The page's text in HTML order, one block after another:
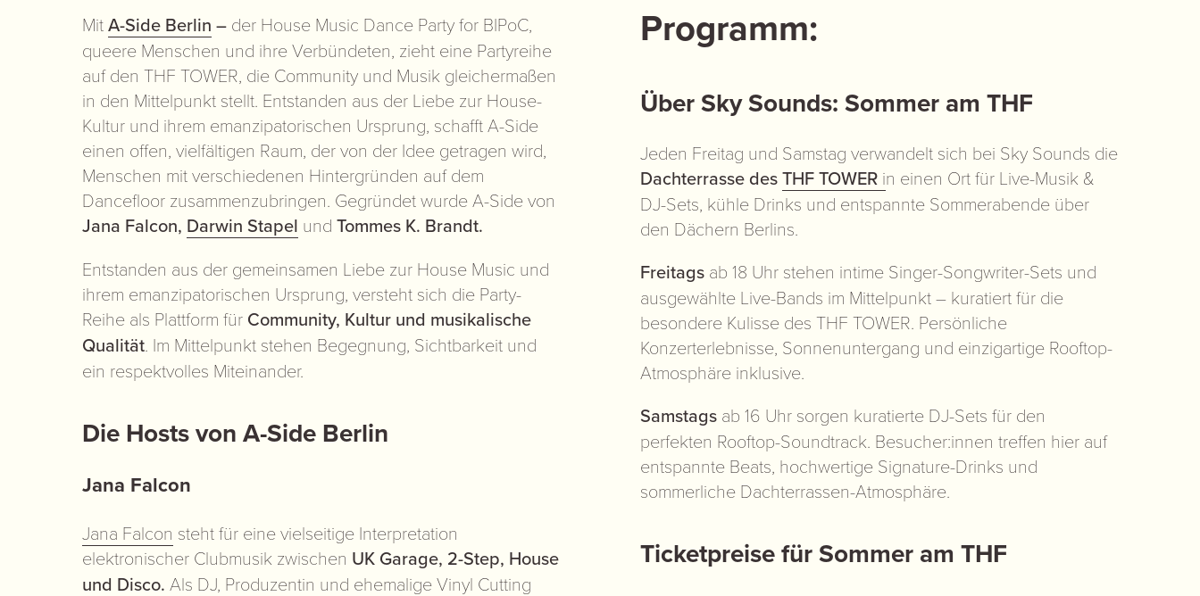
MitA-Side Berlin – der House Music Dance Party for BIPoC,
queere Menschen und ihre Verbündeten, zieht eine Partyreihe
auf den THF TOWER, die Community und Musik gleichermaßen
in den Mittelpunkt stellt. Entstanden aus der Liebe zur House-
Kultur und ihrem emanzipatorischen Ursprung, schafft A-Side
einen offen, vielfältigen Raum, der von der Idee getragen wird,
Menschen mit verschiedenen Hintergründen auf dem
Dancefloor zusammenzubringen. Gegründet wurde A-Side von
Jana Falcon, Darwin Stapel und Tommes K. Brandt.
Entstanden aus der gemeinsamen Liebe zur House Music und
ihrem emanzipatorischen Ursprung, versteht sich die Party-
Reihe als Plattform für Community, Kultur und musikalische
Qualität. Im Mittelpunkt stehen Begegnung, Sichtbarkeit und
ein respektvolles Miteinander.
Die Hosts von A-Side Berlin
Jana Falcon
Jana Falcon steht für eine vielseitige Interpretation
elektronischer Clubmusik zwischen UK Garage, 2-Step, House
und Disco. Als DJ, Produzentin und ehemalige Vinyl Cutting
Programm:
Über Sky Sounds: Sommer am THF
Jeden Freitag und Samstag verwandelt sich bei Sky Sounds die
Dachterrasse desTHF TOWER in einen Ort für Live-Musik &
DJ-Sets, kühle Drinks und entspannte Sommerabende über
den Dächern Berlins.
Freitags ab 18 Uhr stehen intime Singer-Songwriter-Sets und
ausgewählte Live-Bands im Mittelpunkt – kuratiert für die
besondere Kulisse des THF TOWER. Persönliche
Konzerterlebnisse, Sonnenuntergang und einzigartige Rooftop-
Atmosphäre inklusive.
Samstags ab 16 Uhr sorgen kuratierte DJ-Sets für den
perfekten Rooftop-Soundtrack. Besucher:innen treffen hier auf
entspannte Beats, hochwertige Signature-Drinks und
sommerliche Dachterrassen-Atmosphäre.
Ticketpreise für Sommer am THF